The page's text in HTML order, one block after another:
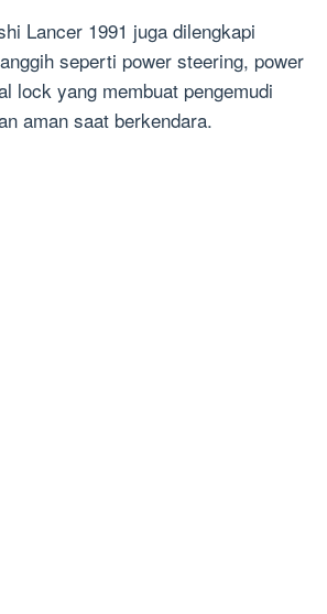
Lancer 1991 juga dilengkapi
seperti power steering, power
lock yang membuat pengemudi
aman saat berkendara.